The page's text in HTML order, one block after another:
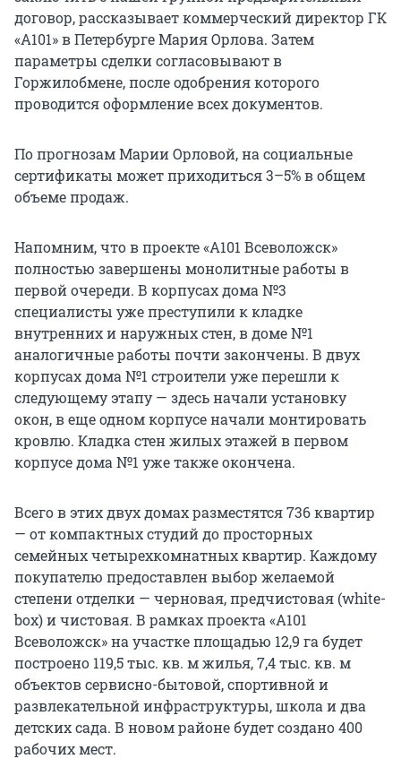
договор, рассказывает коммерческий директор ГК
«А101» в Петербурге Мария Орлова. Затем
параметры сделки согласовывают в
Горжилобмене, после одобрения которого
проводится оформление всех документов.
По прогнозам Марии Орловой, на социальные
сертификаты может приходиться 3–5% в общем
объеме продаж.
Напомним, что в проекте «А101 Всеволожск»
полностью завершены монолитные работы в
первой очереди. В корпусах дома №3
специалисты уже преступили к кладке
внутренних и наружных стен, в доме №1
аналогичные работы почти закончены. В двух
корпусах дома №1 строители уже перешли к
следующему этапу — здесь начали установку
окон, в еще одном корпусе начали монтировать
кровлю. Кладка стен жилых этажей в первом
корпусе дома №1 уже также окончена.
Всего в этих двух домах разместятся 736 квартир
— от компактных студий до просторных
семейных четырехкомнатных квартир. Каждому
покупателю предоставлен выбор желаемой
степени отделки — черновая, предчистовая (white-
box) и чистовая. В рамках проекта «А101
Всеволожск» на участке площадью 12,9 га будет
построено 119,5 тыс. кв. м жилья, 7,4 тыс. кв. м
объектов сервисно-бытовой, спортивной и
развлекательной инфраструктуры, школа и два
детских сада. В новом районе будет создано 400
рабочих мест.